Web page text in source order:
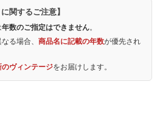
関するご注意】
年数のご指定はできません。
る場合、 商品名に記載の年数が優先され
のヴィンテージをお届けします。